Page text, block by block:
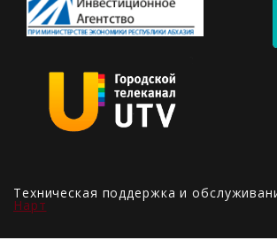
Техническая поддержка и
Нарт